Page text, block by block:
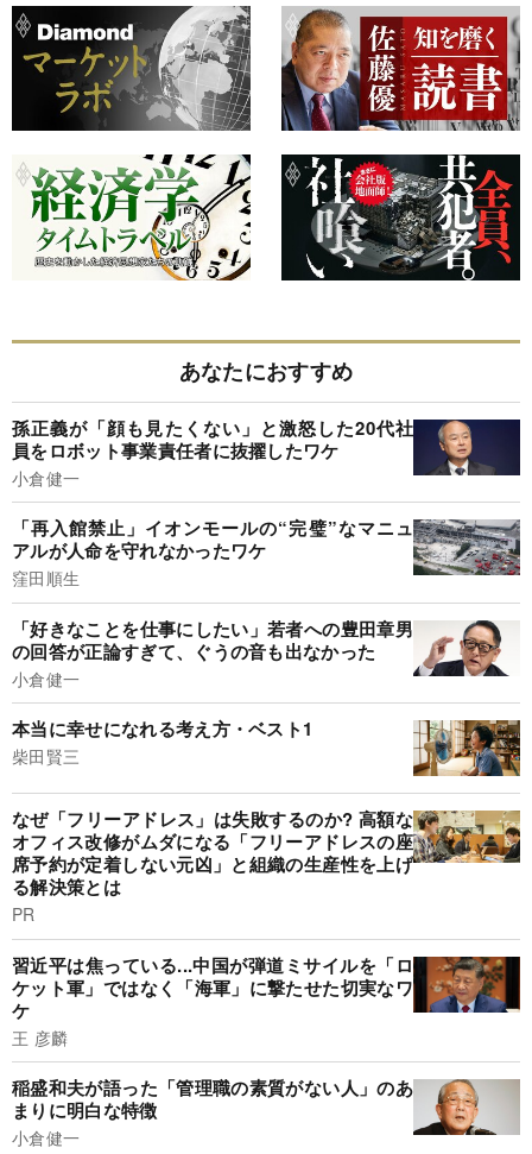
あなたにおすすめ
孫正義が「顔も見たくない」と激怒した20代社
員をロボット事業責任者に抜擢したワケ
小倉健一
「再入館禁止」イオンモールの“完璧”なマニュ
アルが人命を守れなかったワケ
窪田順生
「好きなことを仕事にしたい」若者への豊田章男
の回答が正論すぎて、ぐうの音も出なかった
小倉健一
本当に幸せになれる考え方・ベスト1
柴田賢三
なぜ「フリーアドレス」は失敗するのか? 高額な
オフィス改修がムダになる「フリーアドレスの座
席予約が定着しない元凶」と組織の生産性を上げ
る解決策とは
PR
習近平は焦っている...中国が弾道ミサイルを「ロ
ケット軍」ではなく「海軍」に撃たせた切実なワ
ケ
王 彦麟
稲盛和夫が語った「管理職の素質がない人」のあ
まりに明白な特徴
小倉健一